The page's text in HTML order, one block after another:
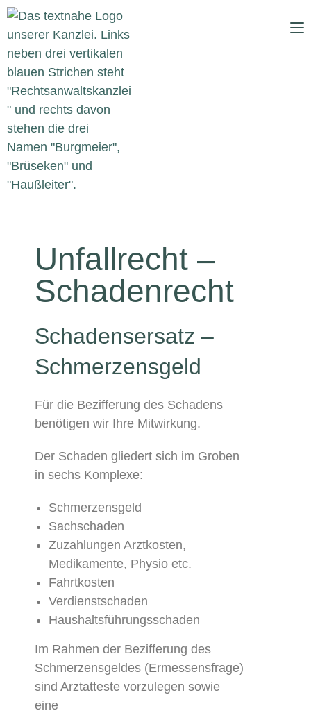
Unfallrecht –
Schadenrecht
Schadensersatz –
Schmerzensgeld
Für die Bezifferung des Schadens
benötigen wir Ihre Mitwirkung.
Der Schaden gliedert sich im Groben
in sechs Komplexe:
Schmerzensgeld
Sachschaden
Zuzahlungen Arztkosten,
Medikamente, Physio etc.
Fahrtkosten
Verdienstschaden
Haushaltsführungsschaden
Im Rahmen der Bezifferung des
Schmerzensgeldes (Ermessensfrage)
sind Arztatteste vorzulegen sowie
eine